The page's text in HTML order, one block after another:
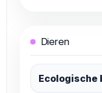
Dieren
Ecologische